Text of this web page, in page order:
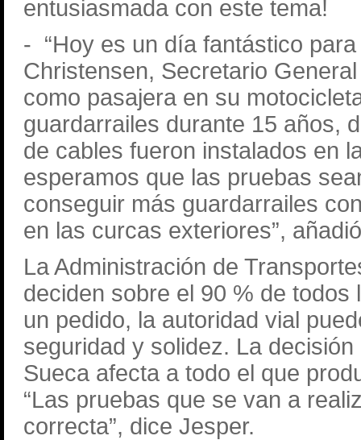
entusiasmada con este tema!
- “Hoy es un día fantástico
Christensen, Secretario
como pasajera en su
guardarrailes durante 15 años,
de cables fueron instalados en
esperamos que las pruebas
conseguir más guardarrailes
en las curcas exteriores”,
La Administración de
deciden sobre el 90 % de
un pedido, la autoridad vial
seguridad y solidez. La
Sueca afecta a todo el que
“Las pruebas que se van a
correcta”, dice Jesper.